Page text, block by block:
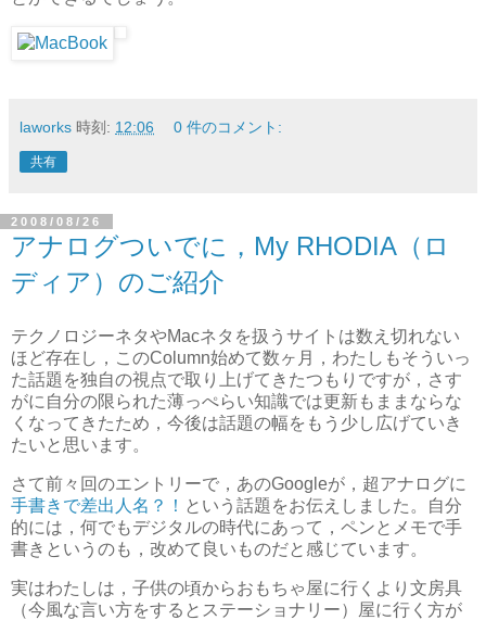
laworks 時刻: 12:06 0 件のコメント:
共有
2008/08/26
アナログついでに，My RHODIA（ロ
ディア）のご紹介
テクノロジーネタやMacネタを扱うサイトは数え切れない
ほど存在し，このColumn始めて数ヶ月，わたしもそういっ
た話題を独自の視点で取り上げてきたつもりですが，さす
がに自分の限られた薄っぺらい知識では更新もままならな
くなってきたため，今後は話題の幅をもう少し広げていき
たいと思います。
さて前々回のエントリーで，あのGoogleが，超アナログに
手書きで差出人名？！ という話題をお伝えしました。自分
的には，何でもデジタルの時代にあって，ペンとメモで手
書きというのも，改めて良いものだと感じています。
実はわたしは，子供の頃からおもちゃ屋に行くより文房具
（今風な言い方をするとステーショナリー）屋に行く方が